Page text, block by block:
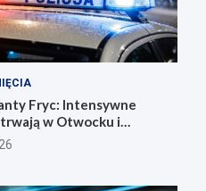
Fryc: Intensywne
w Otwocku i